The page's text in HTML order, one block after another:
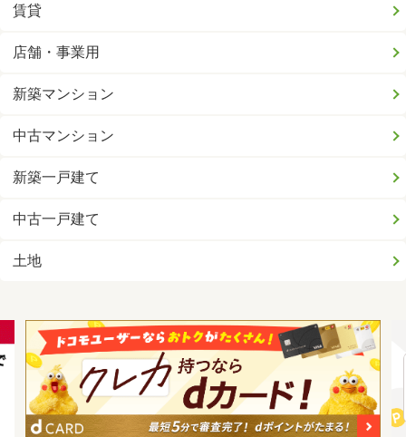
賃貸
店舗・事業用
新築マンション
中古マンション
新築一戸建て
中古一戸建て
土地